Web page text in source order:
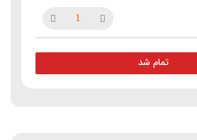
تمام شد